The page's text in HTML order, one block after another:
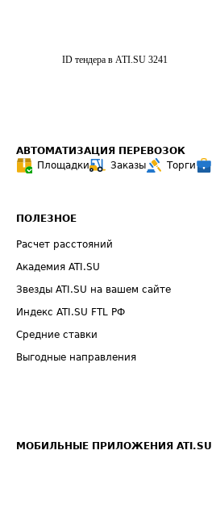
ID тендера в ATI.SU 3241
АВТОМАТИЗАЦИЯ ПЕРЕВОЗОК
Площадки
Заказы Торги
ПОЛЕЗНОЕ
Расчет расстояний
Академия ATI.SU
Звезды ATI.SU на вашем сайте
Индекс ATI.SU FTL РФ
Средние ставки
Выгодные направления
МОБИЛЬНЫЕ ПРИЛОЖЕНИЯ ATI.SU